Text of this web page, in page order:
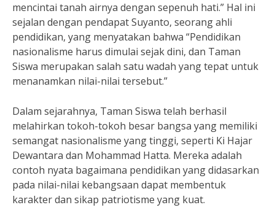
mencintai tanah airnya dengan sepenuh hati.” Hal ini
sejalan dengan pendapat Suyanto, seorang ahli
pendidikan, yang menyatakan bahwa “Pendidikan
nasionalisme harus dimulai sejak dini, dan Taman
Siswa merupakan salah satu wadah yang tepat untuk
menanamkan nilai-nilai tersebut.”
Dalam sejarahnya, Taman Siswa telah berhasil
melahirkan tokoh-tokoh besar bangsa yang memiliki
semangat nasionalisme yang tinggi, seperti Ki Hajar
Dewantara dan Mohammad Hatta. Mereka adalah
contoh nyata bagaimana pendidikan yang didasarkan
pada nilai-nilai kebangsaan dapat membentuk
karakter dan sikap patriotisme yang kuat.